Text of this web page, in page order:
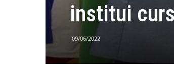
institui
09/06/2022